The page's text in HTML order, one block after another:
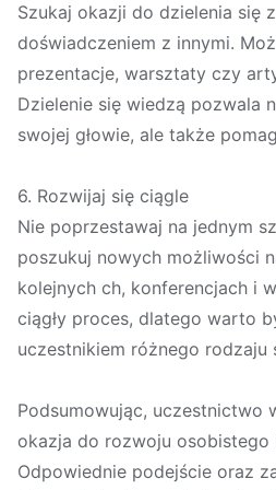
Szukaj okazji do dzielenia się
doświadczeniem z innymi.
prezentacje, warsztaty czy
Dzielenie się wiedzą pozwala
swojej głowie, ale także
6. Rozwijaj się ciągle
Nie poprzestawaj na jednym
poszukuj nowych możliwości
kolejnych ch, konferencjach i
ciągły proces, dlatego warto
uczestnikiem różnego rodzaju
Podsumowując, uczestnictwo
okazja do rozwoju osobistego
Odpowiednie podejście oraz